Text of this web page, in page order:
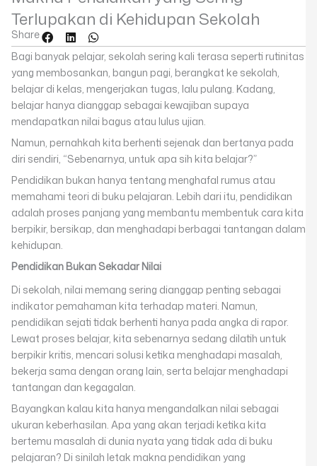
Terlupakan di Kehidupan Sekolah
Share
Bagi banyak pelajar, sekolah sering kali terasa seperti rutinitas
yang membosankan, bangun pagi, berangkat ke sekolah,
belajar di kelas, mengerjakan tugas, lalu pulang. Kadang,
belajar hanya dianggap sebagai kewajiban supaya
mendapatkan nilai bagus atau lulus ujian.
Namun, pernahkah kita berhenti sejenak dan bertanya pada
diri sendiri, “Sebenarnya, untuk apa sih kita belajar?”
Pendidikan bukan hanya tentang menghafal rumus atau
memahami teori di buku pelajaran. Lebih dari itu, pendidikan
adalah proses panjang yang membantu membentuk cara kita
berpikir, bersikap, dan menghadapi berbagai tantangan dalam
kehidupan.
Pendidikan Bukan Sekadar Nilai
Di sekolah, nilai memang sering dianggap penting sebagai
indikator pemahaman kita terhadap materi. Namun,
pendidikan sejati tidak berhenti hanya pada angka di rapor.
Lewat proses belajar, kita sebenarnya sedang dilatih untuk
berpikir kritis, mencari solusi ketika menghadapi masalah,
bekerja sama dengan orang lain, serta belajar menghadapi
tantangan dan kegagalan.
Bayangkan kalau kita hanya mengandalkan nilai sebagai
ukuran keberhasilan. Apa yang akan terjadi ketika kita
bertemu masalah di dunia nyata yang tidak ada di buku
pelajaran? Di sinilah letak makna pendidikan yang